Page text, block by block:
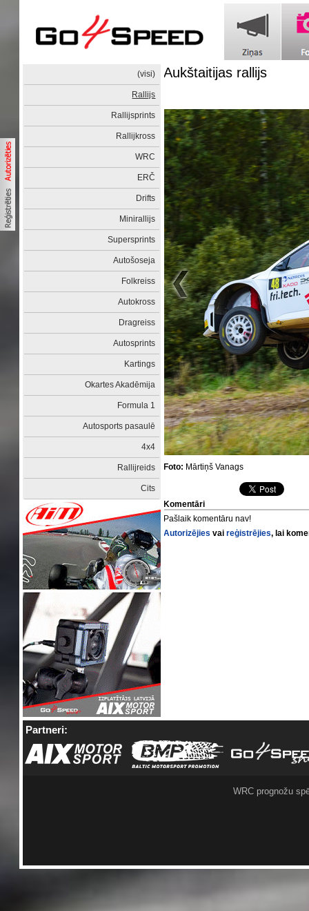
(visi)
Rallijs
Rallijsprints
Rallijkross
WRC
ERČ
Drifts
Minirallijs
Supersprints
Autošoseja
Folkreiss
Autokross
Dragreiss
Autosprints
Kartings
Okartes Akadēmija
Formula 1
Autosports pasaulē
4x4
Rallijreids
Cits
Aukštaitijas rallijs
Foto: Mārtiņš Vanags
Komentāri
Pašlaik komentāru nav!
Autorizējies vaireģistrējies, lai
Partneri:
WRC prognožu